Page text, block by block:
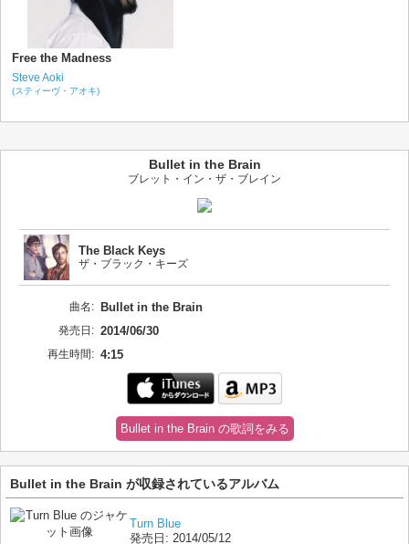
Free the Madness
Steve Aoki
(スティーヴ・アオキ)
Bullet in the Brain
ブレット・イン・ザ・ブレイン
The Black Keys
ザ・ブラック・キーズ
曲名: Bullet in the Brain
発売日: 2014/06/30
再生時間: 4:15
Bullet in the Brain の歌詞をみる
Bullet in the Brain が収録されているアルバム
Turn Blue
発売日: 2014/05/12